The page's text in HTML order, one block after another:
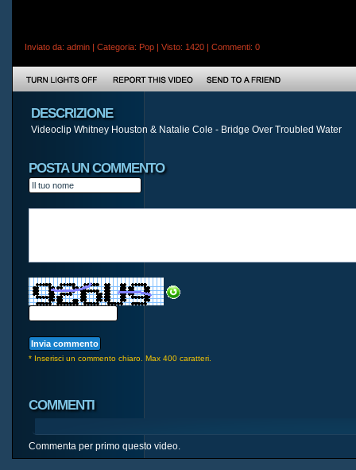
Inviato da: admin | Categoria: Pop | Visto: 1420 | Commenti: 0
DESCRIZIONE
Videoclip Whitney Houston & Natalie Cole - Bridge Over Troubled Water
POSTA UN COMMENTO
* Inserisci un commento chiaro. Max 400 caratteri.
COMMENTI
Commenta per primo questo video.